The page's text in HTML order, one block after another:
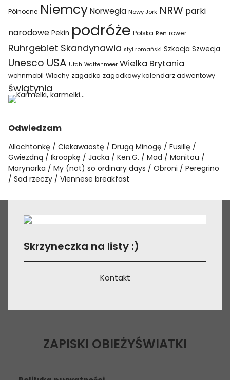
Północne Niemcy Norwegia Nowy Jork NRW parki
narodowe Pekin podróże Polska Ren rower
Ruhrgebiet Skandynawia styl romański Szkocja Szwecja
Unesco USA Utah Wattenmeer Wielka Brytania
wohnmobil Włochy zagadka zagadkowy kalendarz adwentowy
świątynia
Odwiedzam
Allochtonkę Ciekawaostę Drugą Minogę
Fusillę
Gwiezdną
Ikroopkę Jacka Ken.G. Mad
Manitou
Marynarka
My (not) so ordinary days Obroni
Peregrino
Sad rzeczy
Viennese breakfast
Skrzyneczka na listy :)
Kontakt
ZAPISKI OBIEŻYŚWIATKI